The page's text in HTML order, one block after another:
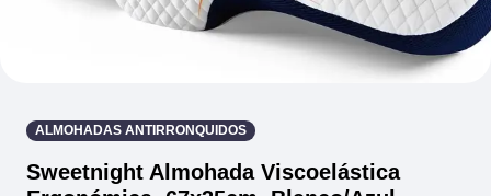
ALMOHADAS ANTIRRONQUIDOS
Sweetnight Almohada Viscoelástica